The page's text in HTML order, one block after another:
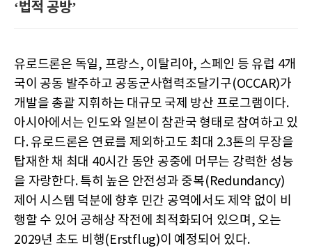
‘법적 공방’
유로드론은 독일, 프랑스, 이탈리아, 스페인 등 유럽 4개
국이 공동 발주하고 공동군사협력조달기구(OCCAR)가
개발을 총괄 지휘하는 대규모 국제 방산 프로그램이다.
아시아에서는 인도와 일본이 참관국 형태로 참여하고 있
다. 유로드론은 연료를 제외하고도 최대 2.3톤의 무장을
탑재한 채 최대 40시간 동안 공중에 머무는 강력한 성능
을 자랑한다. 특히 높은 안전성과 중복(Redundancy)
제어 시스템 덕분에 향후 민간 공역에서도 제약 없이 비
행할 수 있어 공해상 작전에 최적화되어 있으며, 오는
2029년 초도 비행(Erstflug)이 예정되어 있다.